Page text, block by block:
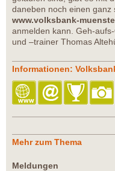
daneben noch einen ganz
www.volksbank-
anmelden kann. Geh-
und –trainer Thomas
Informationen:
Mehr zum Thema
Meldungen